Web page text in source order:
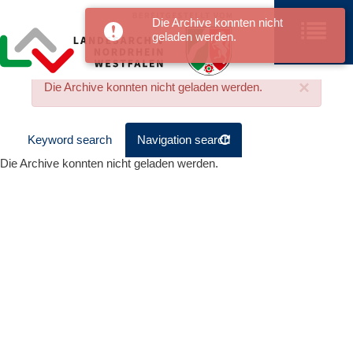
Die Archive konnten nicht
geladen werden.
Die Archive konnten nicht geladen werden. ×
Keyword search
Navigation search
Die Archive konnten nicht geladen werden.